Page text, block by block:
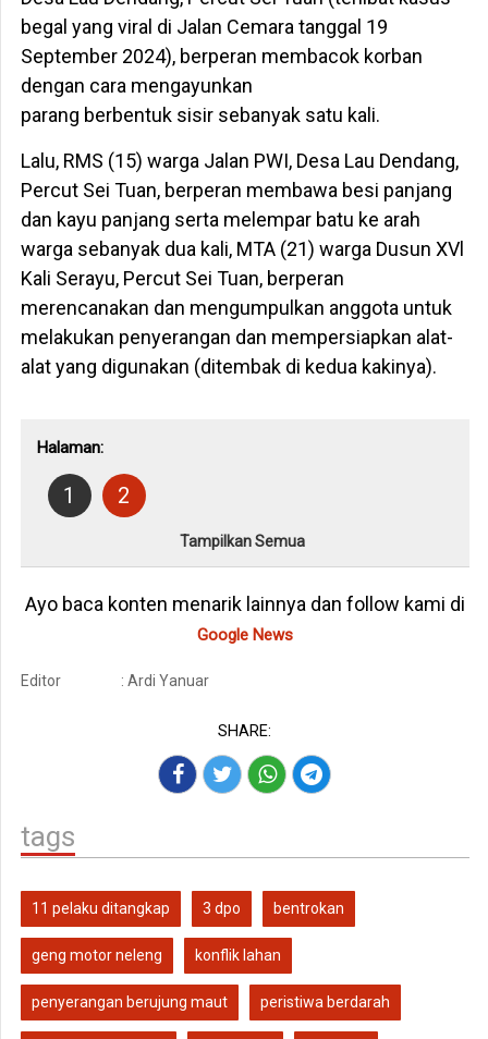
begal yang viral di Jalan Cemara tanggal 19
September 2024), berperan membacok korban
dengan cara mengayunkan
parang berbentuk sisir sebanyak satu kali.
Lalu, RMS (15) warga Jalan PWI, Desa Lau Dendang,
Percut Sei Tuan, berperan membawa besi panjang
dan kayu panjang serta melempar batu ke arah
warga sebanyak dua kali, MTA (21) warga Dusun XVl
Kali Serayu, Percut Sei Tuan, berperan
merencanakan dan mengumpulkan anggota untuk
melakukan penyerangan dan mempersiapkan alat-
alat yang digunakan (ditembak di kedua kakinya).
Halaman:
1 2
Tampilkan Semua
Ayo baca konten menarik lainnya dan follow kami di
Google News
Editor : Ardi Yanuar
SHARE:
tags
11 pelaku ditangkap 3 dpo bentrokan
geng motor neleng konflik lahan
penyerangan berujung maut peristiwa berdarah